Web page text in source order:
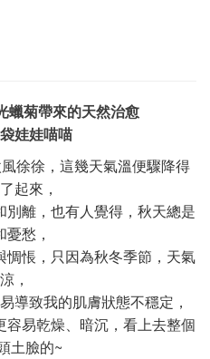
蠟菊帶來的天然治愈
娃娃喵喵
徐徐，這幾天氣溫便驟降得
起來，
離，也有人覺得，秋天總是
愁，
悵，只因為秋冬季節，天氣
，
導致我的肌膚狀態不穩定，
易乾燥、暗沉，看上去整個
土臉的~